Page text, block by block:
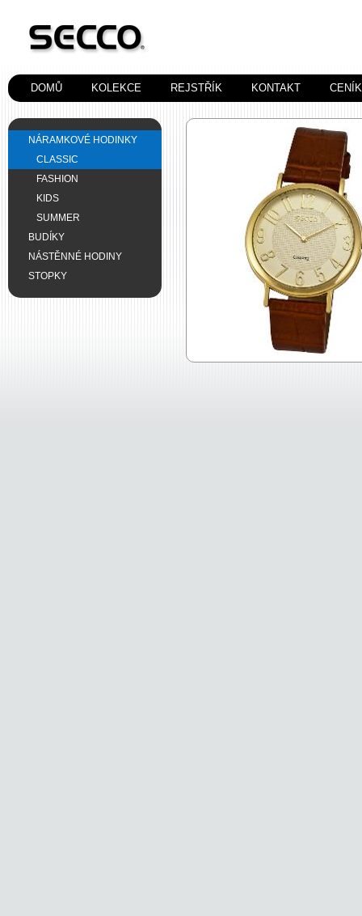
DOMŮ KOLEKCE REJSTŘÍK KONTAKT
NÁRAMKOVÉ HODINKY
CLASSIC
FASHION
KIDS
SUMMER
BUDÍKY
NÁSTĚNNÉ HODINY
STOPKY